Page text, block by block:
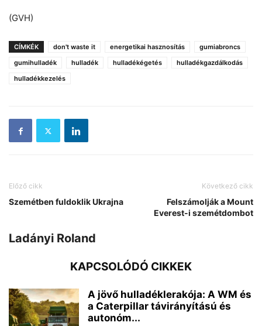
(GVH)
CÍMKÉK don't waste it energetikai hasznosítás
gumiabroncs
gumihulladék
hulladék hulladékégetés
hulladékgazdálkodás
hulladékkezelés
Előző cikk
Szemétben fuldoklik Ukrajna
Következő cikk
Felszámolják a Mount
Everest-i szemétdombot
Ladányi Roland
KAPCSOLÓDÓ CIKKEK
A jövő hulladéklerakója: A WM és
a Caterpillar távirányítású és
autonóm...